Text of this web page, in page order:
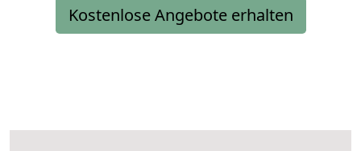
Kostenlose Angebote erhalten